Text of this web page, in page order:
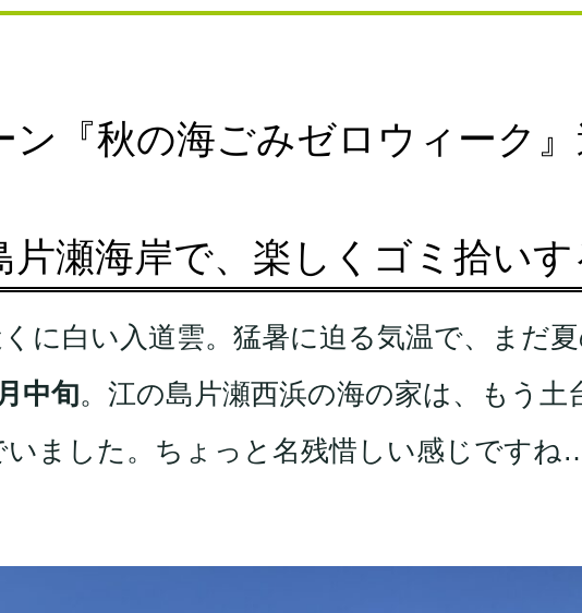
ン『秋の海ごみゼロウィーク
片瀬海岸で、楽しくゴミ拾い
に白い入道雲。猛暑に迫る気温で、まだ
中旬。江の島片瀬西浜の海の家は、もう土
いました。ちょっと名残惜しい感じですね